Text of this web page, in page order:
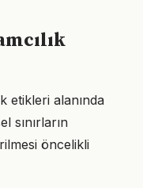
etikleri alanında
sınırların
öncelikli